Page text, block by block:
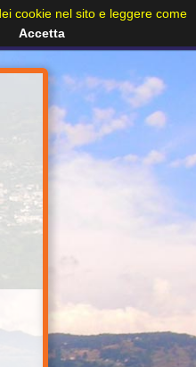
cookie nel sito e leggere come
Accetta